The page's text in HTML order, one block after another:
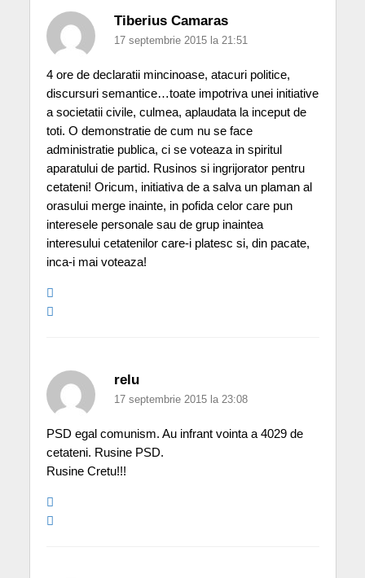
Tiberius Camaras
17 septembrie 2015 la 21:51
4 ore de declaratii mincinoase, atacuri politice,
discursuri semantice…toate impotriva unei initiative
a societatii civile, culmea, aplaudata la inceput de
toti. O demonstratie de cum nu se face
administratie publica, ci se voteaza in spiritul
aparatului de partid. Rusinos si ingrijorator pentru
cetateni! Oricum, initiativa de a salva un plaman al
orasului merge inainte, in pofida celor care pun
interesele personale sau de grup inaintea
interesului cetatenilor care-i platesc si, din pacate,
inca-i mai voteaza!
relu
17 septembrie 2015 la 23:08
PSD egal comunism. Au infrant vointa a 4029 de
cetateni. Rusine PSD.
Rusine Cretu!!!